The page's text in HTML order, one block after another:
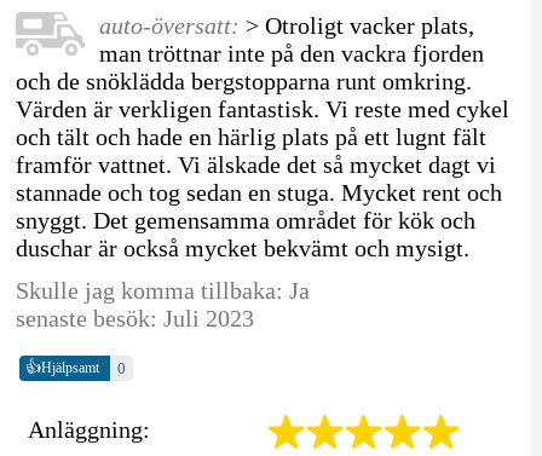
auto-översatt: > Otroligt vacker plats,
man tröttnar inte på den vackra fjorden
och de snöklädda bergstopparna runt omkring.
Värden är verkligen fantastisk. Vi reste med cykel
och tält och hade en härlig plats på ett lugnt fält
framför vattnet. Vi älskade det så mycket dagt vi
stannade och tog sedan en stuga. Mycket rent och
snyggt. Det gemensamma området för kök och
duschar är också mycket bekvämt och mysigt.
Skulle jag komma tillbaka: Ja
senaste besök: Juli 2023
👍Hjälpsamt 0
Anläggning: